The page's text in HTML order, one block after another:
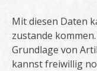
Mit diesen Daten
zustande
Grundlage von
kannst freiwillig